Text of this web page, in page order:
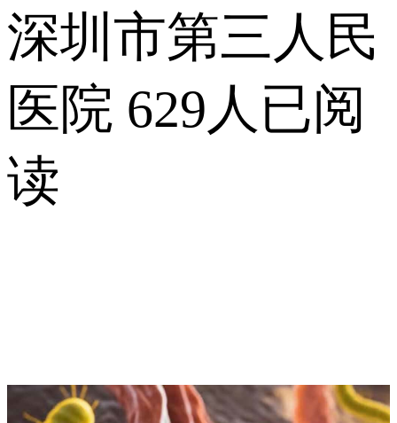
深圳市第三人民
医院 629人已阅
读